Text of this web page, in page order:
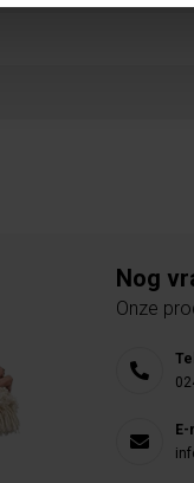
Nog
Onze
E-